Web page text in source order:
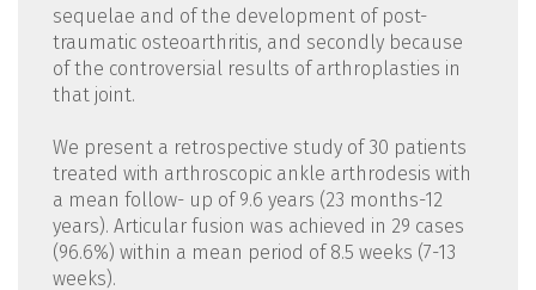
sequelae and of the development of post-
traumatic osteoarthritis, and secondly because
of the controversial results of arthroplasties in
that joint.
We present a retrospective study of 30 patients
treated with arthroscopic ankle arthrodesis with
a mean follow- up of 9.6 years (23 months-12
years). Articular fusion was achieved in 29 cases
(96.6%) within a mean period of 8.5 weeks (7-13
weeks).